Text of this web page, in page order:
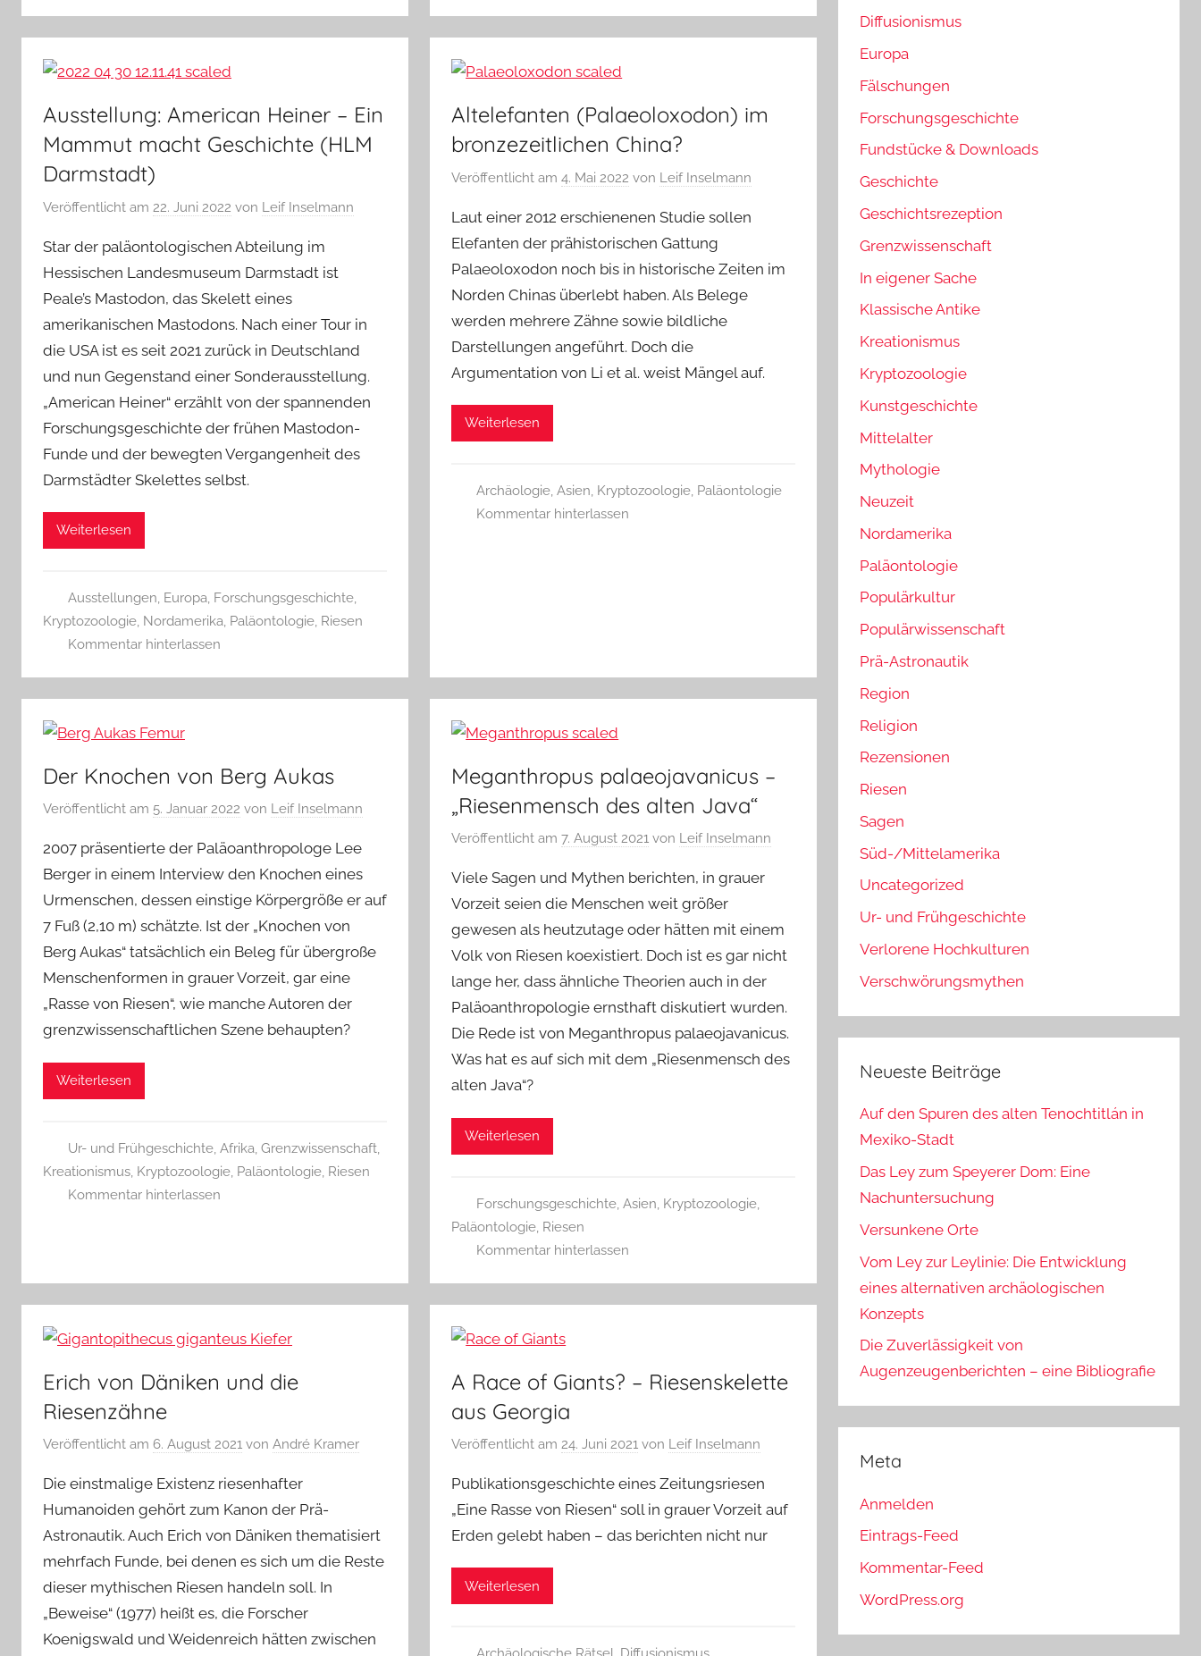
Ausstellung: American Heiner – Ein
Mammut macht Geschichte (HLM
Darmstadt)
Veröffentlicht am 22. Juni 2022 von Leif Inselmann
Star der paläontologischen Abteilung im
Hessischen Landesmuseum Darmstadt ist
Peale’s Mastodon, das Skelett eines
amerikanischen Mastodons. Nach einer Tour in
die USA ist es seit 2021 zurück in Deutschland
und nun Gegenstand einer Sonderausstellung.
„American Heiner“ erzählt von der spannenden
Forschungsgeschichte der frühen Mastodon-
Funde und der bewegten Vergangenheit des
Darmstädter Skelettes selbst.
Weiterlesen
Ausstellungen, Europa, Forschungsgeschichte,
Kryptozoologie, Nordamerika, Paläontologie, Riesen
Kommentar hinterlassen
Altelefanten (Palaeoloxodon) im
bronzezeitlichen China?
Veröffentlicht am4. Mai 2022 von Leif Inselmann
Laut einer 2012 erschienenen Studie sollen
Elefanten der prähistorischen Gattung
Palaeoloxodon noch bis in historische Zeiten im
Norden Chinas überlebt haben. Als Belege
werden mehrere Zähne sowie bildliche
Darstellungen angeführt. Doch die
Argumentation von Li et al. weist Mängel auf.
Weiterlesen
Archäologie, Asien, Kryptozoologie, Paläontologie
Kommentar hinterlassen
Der Knochen von Berg Aukas
Veröffentlicht am 5. Januar 2022 von Leif Inselmann
2007 präsentierte der Paläoanthropologe Lee
Berger in einem Interview den Knochen eines
Urmenschen, dessen einstige Körpergröße er auf
7 Fuß (2,10 m) schätzte. Ist der „Knochen von
Berg Aukas“ tatsächlich ein Beleg für übergroße
Menschenformen in grauer Vorzeit, gar eine
„Rasse von Riesen“, wie manche Autoren der
grenzwissenschaftlichen Szene behaupten?
Weiterlesen
Ur- und Frühgeschichte, Afrika Grenzwissenschaft,
Kreationismus Kryptozoologie Paläontologie Riesen
Kommentar hinterlassen
Meganthropus palaeojavanicus –
„Riesenmensch des alten Java“
Veröffentlicht am7. August 2021 von Leif Inselmann
Viele Sagen und Mythen berichten, in grauer
Vorzeit seien die Menschen weit größer
gewesen als heutzutage oder hätten mit einem
Volk von Riesen koexistiert. Doch ist es gar nicht
lange her, dass ähnliche Theorien auch in der
Paläoanthropologie ernsthaft diskutiert wurden.
Die Rede ist von Meganthropus palaeojavanicus.
Was hat es auf sich mit dem „Riesenmensch des
alten Java“?
Weiterlesen
Forschungsgeschichte, Asien Kryptozoologie,
Paläontologie Riesen
Kommentar hinterlassen
Erich von Däniken und die
Riesenzähne
Veröffentlicht am 6. August 2021 von André Kramer
Die einstmalige Existenz riesenhafter
Humanoiden gehört zum Kanon der Prä-
Astronautik. Auch Erich von Däniken thematisiert
mehrfach Funde, bei denen es sich um die Reste
dieser mythischen Riesen handeln soll. In
„Beweise“ (1977) heißt es, die Forscher
Koenigswald und Weidenreich hätten zwischen
A Race of Giants? – Riesenskelette
aus Georgia
Veröffentlicht am24. Juni 2021 von Leif Inselmann
Publikationsgeschichte eines Zeitungsriesen
„Eine Rasse von Riesen“ soll in grauer Vorzeit auf
Erden gelebt haben – das berichten nicht nur
Weiterlesen
Diffusionismus
Europa
Fälschungen
Forschungsgeschichte
Fundstücke & Downloads
Geschichte
Geschichtsrezeption
Grenzwissenschaft
In eigener Sache
Klassische Antike
Kreationismus
Kryptozoologie
Kunstgeschichte
Mittelalter
Mythologie
Neuzeit
Nordamerika
Paläontologie
Populärkultur
Populärwissenschaft
Prä-Astronautik
Region
Religion
Rezensionen
Riesen
Sagen
Süd-/Mittelamerika
Uncategorized
Ur- und Frühgeschichte
Verlorene Hochkulturen
Verschwörungsmythen
Neueste Beiträge
Auf den Spuren des alten Tenochtitlán in
Mexiko-Stadt
Das Ley zum Speyerer Dom: Eine
Nachuntersuchung
Versunkene Orte
Vom Ley zur Leylinie: Die Entwicklung
eines alternativen archäologischen
Konzepts
Die Zuverlässigkeit von
Augenzeugenberichten – eine Bibliografie
Meta
Anmelden
Eintrags-Feed
Kommentar-Feed
WordPress.org